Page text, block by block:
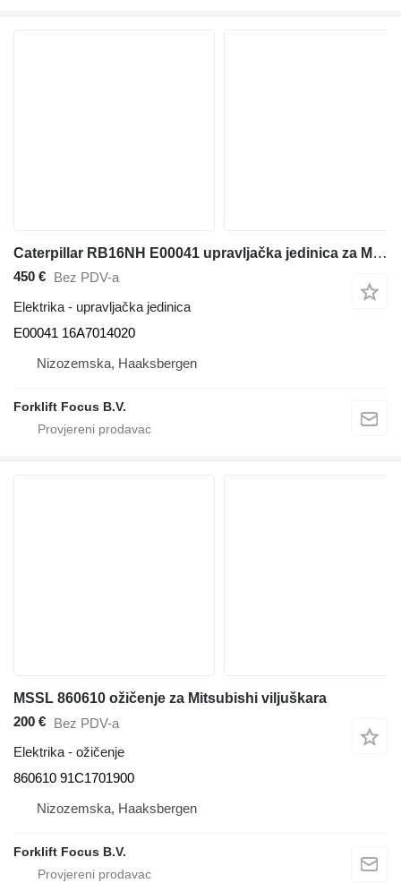
Caterpillar RB16NH E00041 upravljačka jedinica za Mitsubishi RB16NH mašine za skladištenje
450 €
Bez PDV-a
Elektrika - upravljačka jedinica
E00041 16A7014020
Nizozemska, Haaksbergen
Forklift Focus B.V.
MSSL 860610 ožičenje za Mitsubishi viljuškara
200 € Bez PDV-a
Elektrika - ožičenje
860610 91C1701900
Nizozemska, Haaksbergen
Forklift Focus B.V.